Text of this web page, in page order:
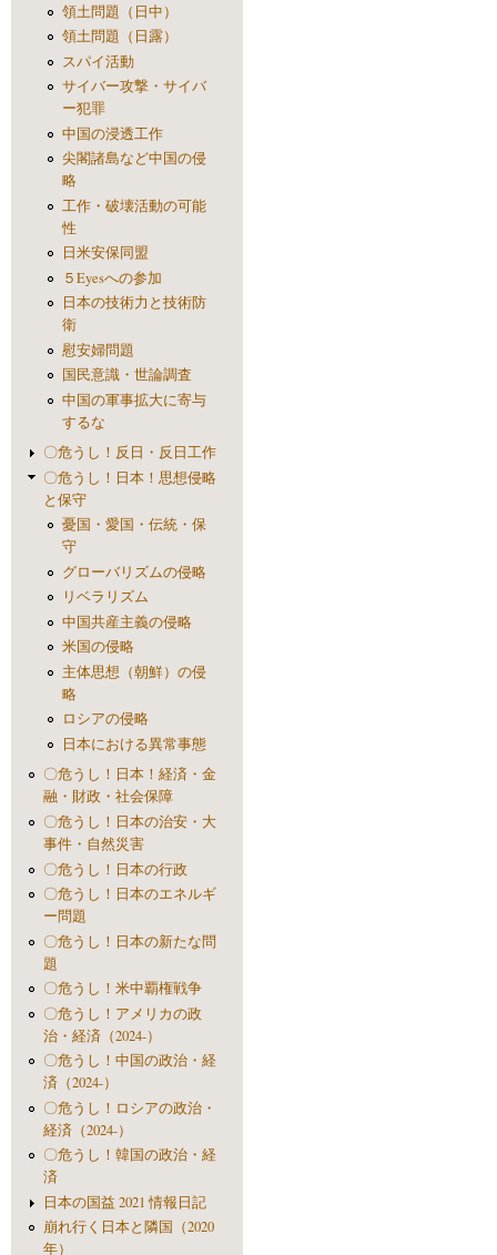
領土問題（日中）
領土問題（日露）
スパイ活動
サイバー攻撃・サイバ
ー犯罪
中国の浸透工作
尖閣諸島など中国の侵
略
工作・破壊活動の可能
性
日米安保同盟
５Eyesへの参加
日本の技術力と技術防
衛
慰安婦問題
国民意識・世論調査
中国の軍事拡大に寄与
するな
〇危うし！反日・反日工作
〇危うし！日本！思想侵略
と保守
憂国・愛国・伝統・保
守
グローバリズムの侵略
リベラリズム
中国共産主義の侵略
米国の侵略
主体思想（朝鮮）の侵
略
ロシアの侵略
日本における異常事態
〇危うし！日本！経済・金
融・財政・社会保障
〇危うし！日本の治安・大
事件・自然災害
〇危うし！日本の行政
〇危うし！日本のエネルギ
ー問題
〇危うし！日本の新たな問
題
〇危うし！米中覇権戦争
〇危うし！アメリカの政
治・経済（2024-）
〇危うし！中国の政治・経
済（2024-）
〇危うし！ロシアの政治・
経済（2024-）
〇危うし！韓国の政治・経
済
日本の国益 2021 情報日記
崩れ行く日本と隣国（2020
年）